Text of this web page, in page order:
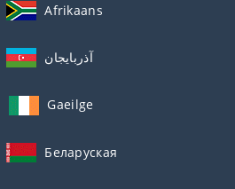
Afrikaans
آذربايجان
Gaeilge
Беларуская